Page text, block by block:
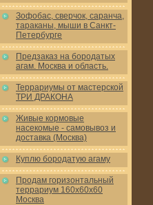
Зофобас, сверчок, саранча,
тараканы, мыши в Санкт-
Петербурге
Предзаказ на бородатых
агам. Москва и область.
Террариумы от мастерской
ТРИ ДРАКОНА
Живые кормовые
насекомые - самовывоз и
доставка (Москва)
Куплю бородатую агаму
Продам горизонтальный
террариум 160x60x60
Москва